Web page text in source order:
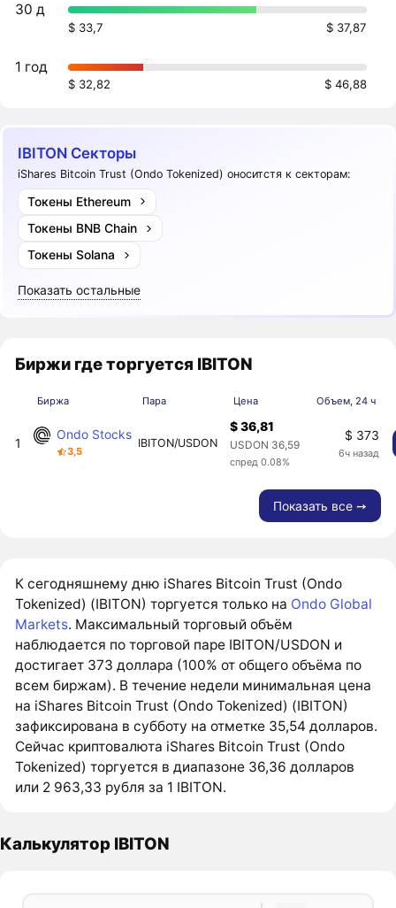
30 д
$ 33,7 $ 37,87
1 год
$ 32,82 $ 46,88
IBITON Секторы
iShares Bitcoin Trust (Ondo Tokenized) оноситстя к секторам:
Токены Ethereum
Токены BNB Chain
Токены Solana
Показать остальные
Биржи где торгуется IBITON
Биржа Пара Цена Объем, 24 ч
1
Ondo Stocks
3,5
IBITON/USDON
$ 36,81
USDON 36,59
спред 0.08%
$ 373
6ч назад
Показать все ➙
К сегодняшнему дню iShares Bitcoin Trust (Ondo
Tokenized) (IBITON) торгуется только на Ondo Global
Markets. Максимальный торговый объём
наблюдается по торговой паре IBITON/USDON и
достигает 373 доллара (100% от общего объёма по
всем биржам). В течение недели минимальная цена
на iShares Bitcoin Trust (Ondo Tokenized) (IBITON)
зафиксирована в субботу на отметке 35,54 долларов.
Сейчас криптовалюта iShares Bitcoin Trust (Ondo
Tokenized) торгуется в диапазоне 36,36 долларов
или 2 963,33 рубля за 1 IBITON.
Калькулятор IBITON